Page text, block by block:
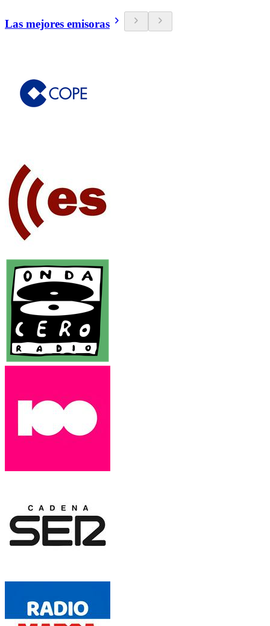
Las mejores emisoras